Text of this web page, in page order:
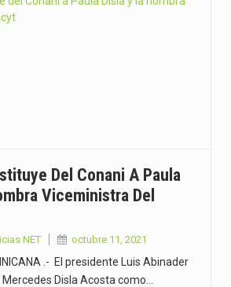
Del Conani A Paula
Viceministra Del
NET octubre 11, 2021
.- El presidente Luis Abinader
Disla Acosta como…